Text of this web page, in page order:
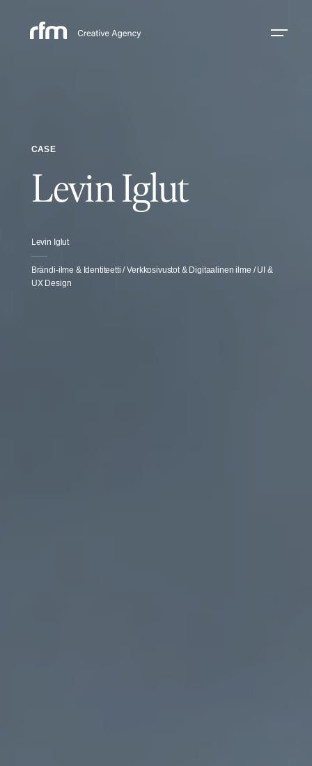
CASE
Levin Iglut
Levin Iglut
Brändi-ilme & Identiteetti / Verkkosivustot & Digitaalinen ilme / UI &
UX Design